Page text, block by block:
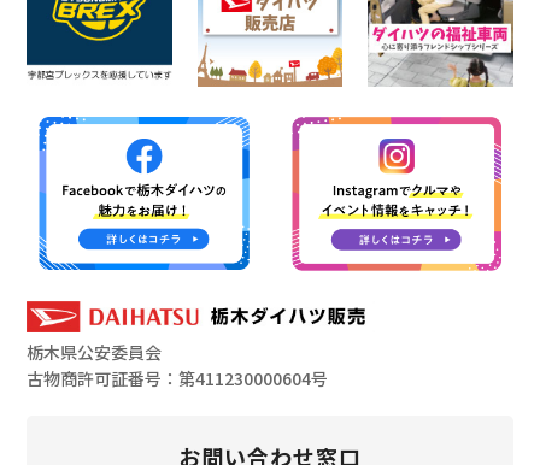
栃木県公安委員会
古物商許可証番号：第411230000604号
お問い合わせ窓口